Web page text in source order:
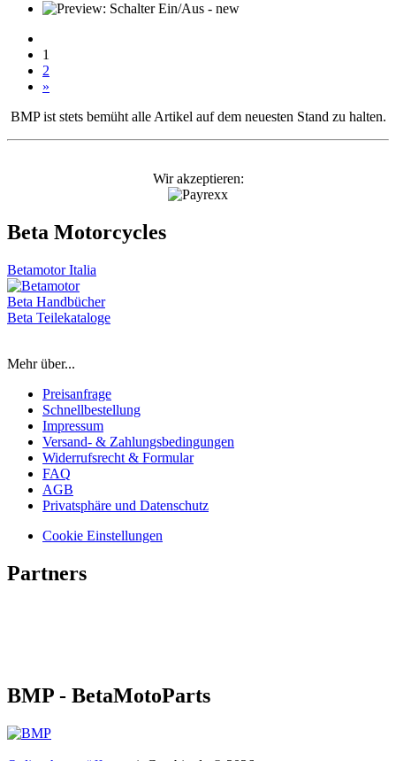
1
2
»
BMP ist stets bemüht alle Artikel auf dem neuesten Stand zu halten.
Wir akzeptieren:
Beta Motorcycles
Betamotor Italia
Beta Handbücher
Beta Teilekataloge
Mehr über...
Preisanfrage
Schnellbestellung
Impressum
Versand- & Zahlungsbedingungen
Widerrufsrecht & Formular
FAQ
AGB
Privatsphäre und Datenschutz
Cookie Einstellungen
Partners
BMP - BetaMotoParts